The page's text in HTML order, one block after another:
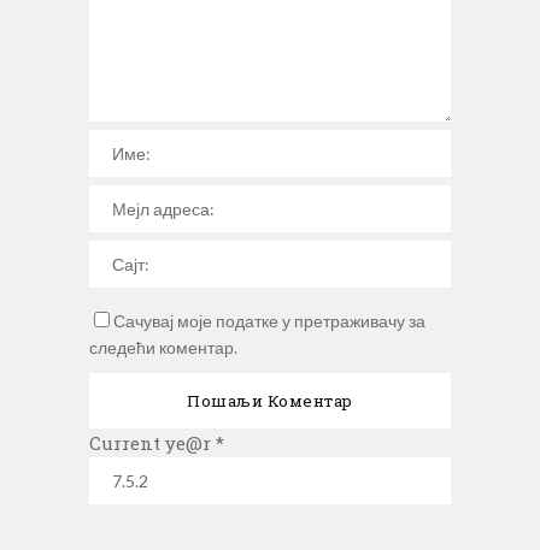
Сачувај моје податке у претраживачу за
следећи коментар.
Current ye@r *